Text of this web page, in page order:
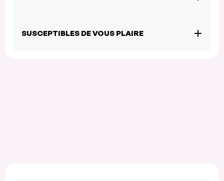
SUSCEPTIBLES DE VOUS PLAIRE